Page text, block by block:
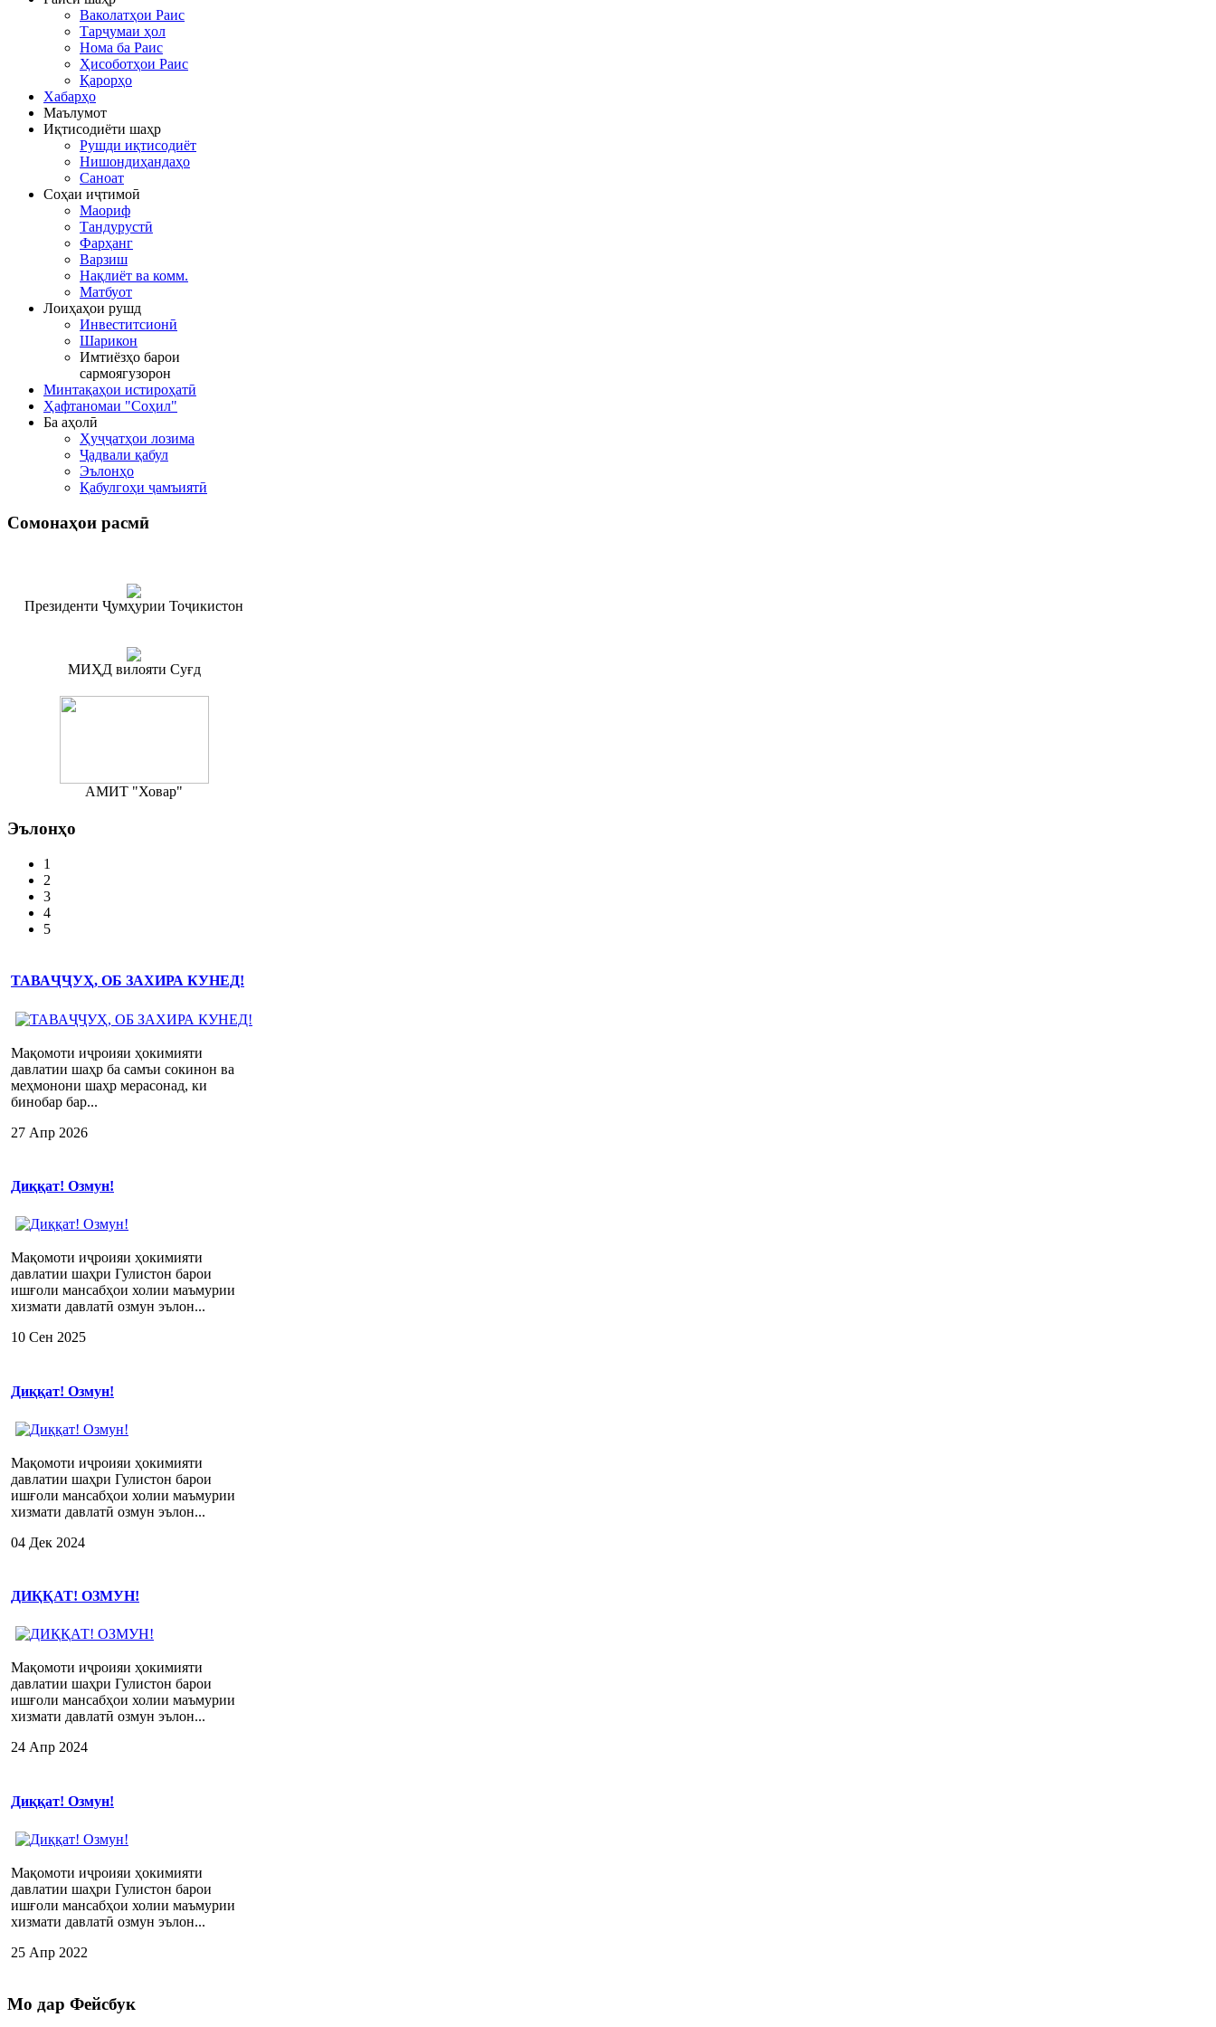
Ваколатҳои Раис
Тарҷумаи ҳол
Нома ба Раис
Ҳисоботҳои Раис
Қарорҳо
Хабарҳо
Маълумот
Иқтисодиёти шаҳр
Рушди иқтисодиёт
Нишондиҳандаҳо
Саноат
Соҳаи иҷтимоӣ
Маориф
Тандурустӣ
Фарҳанг
Варзиш
Нақлиёт ва комм.
Матбуот
Лоиҳаҳои рушд
Инвеститсионӣ
Шарикон
Имтиёзҳо барои
сармоягузорон
Минтақаҳои истироҳатӣ
Ҳафтаномаи "Соҳил"
Ба аҳолӣ
Ҳуҷҷатҳои лозима
Ҷадвали қабул
Эълонҳо
Қабулгоҳи ҷамъиятӣ
Сомонаҳои расмӣ
Президенти Ҷумҳурии Тоҷикистон
МИҲД вилояти Суғд
АМИТ "Ховар"
Эълонҳо
1
2
3
4
5
ТАВАҶҶУҲ, ОБ ЗАХИРА КУНЕД!
Мақомоти иҷроияи ҳокимияти
давлатии шаҳр ба самъи сокинон ва
меҳмонони шаҳр мерасонад, ки
бинобар бар...
27 Апр 2026
Диққат! Озмун!
Мақомоти иҷроияи ҳокимияти
давлатии шаҳри Гулистон барои
ишғоли мансабҳои холии маъмурии
хизмати давлатӣ озмун эълон...
10 Сен 2025
Диққат! Озмун!
Мақомоти иҷроияи ҳокимияти
давлатии шаҳри Гулистон барои
ишғоли мансабҳои холии маъмурии
хизмати давлатӣ озмун эълон...
04 Дек 2024
ДИҚҚАТ! ОЗМУН!
Мақомоти иҷроияи ҳокимияти
давлатии шаҳри Гулистон барои
ишғоли мансабҳои холии маъмурии
хизмати давлатӣ озмун эълон...
24 Апр 2024
Диққат! Озмун!
Мақомоти иҷроияи ҳокимияти
давлатии шаҳри Гулистон барои
ишғоли мансабҳои холии маъмурии
хизмати давлатӣ озмун эълон...
25 Апр 2022
Мо дар Фейсбук